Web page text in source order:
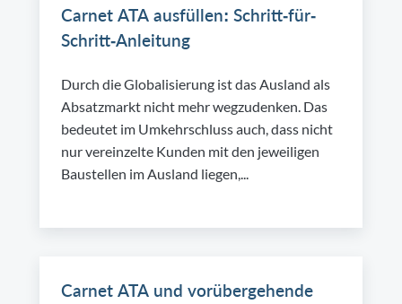
Carnet ATA ausfüllen: Schritt-für-
Schritt-Anleitung
Durch die Globalisierung ist das Ausland als
Absatzmarkt nicht mehr wegzudenken. Das
bedeutet im Umkehrschluss auch, dass nicht
nur vereinzelte Kunden mit den jeweiligen
Baustellen im Ausland liegen,...
Carnet ATA und vorübergehende